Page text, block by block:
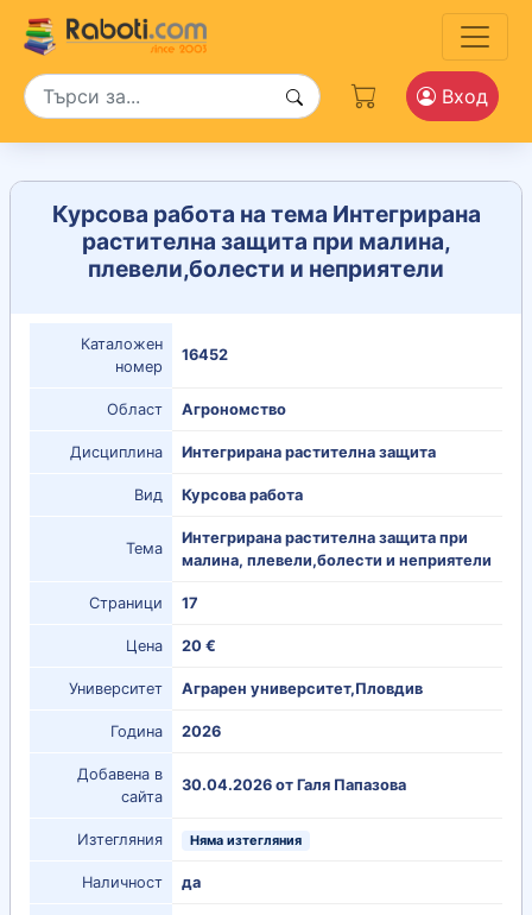
Вход
Курсова работа на тема Интегрирана
растителна защита при малина,
плевели,болести и неприятели
Каталожен
номер
16452
Област Агрономство
Дисциплина Интегрирана растителна защита
Вид Курсова работа
Тема
Интегрирана растителна защита при
малина, плевели,болести и неприятели
Страници 17
Цена 20 €
Университет Аграрен университет,Пловдив
Година 2026
Добавена в
сайта
30.04.2026 от Галя Папазова
Изтегляния Няма изтегляния
Наличност да